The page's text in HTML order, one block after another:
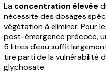
La concentration élevée
nécessite des dosages
végétation à éliminer. Pour
post-émergence précoce,
5 litres d'eau suffit
tire parti de la vulnérabilité
glyphosate.